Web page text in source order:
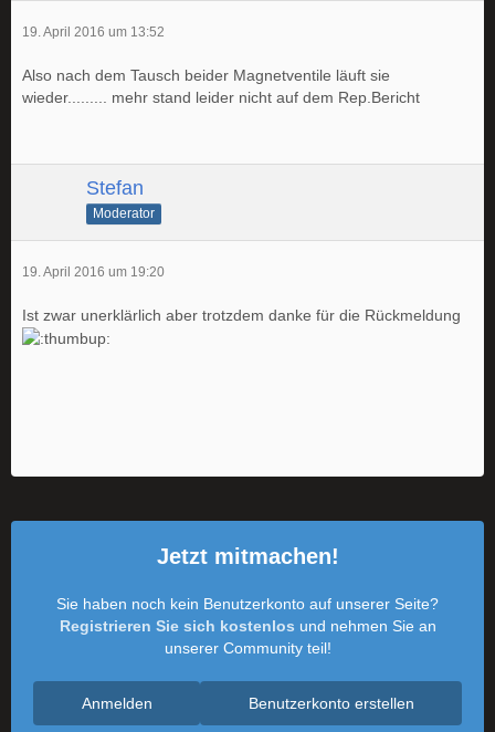
19. April 2016 um 13:52
Also nach dem Tausch beider Magnetventile läuft sie
wieder......... mehr stand leider nicht auf dem Rep.Bericht
Stefan
Moderator
19. April 2016 um 19:20
Ist zwar unerklärlich aber trotzdem danke für die Rückmeldung
Jetzt mitmachen!
Sie haben noch kein Benutzerkonto auf unserer Seite?
Registrieren Sie sich kostenlos und nehmen Sie an
unserer Community teil!
Benutzerkonto erstellen
Anmelden